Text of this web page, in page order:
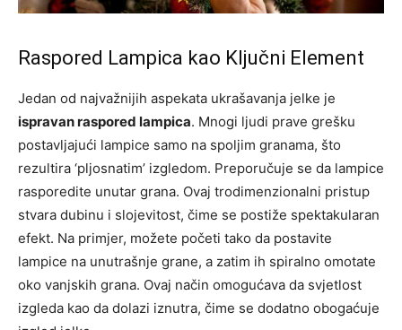
Raspored Lampica kao Ključni Element
Jedan od najvažnijih aspekata ukrašavanja jelke je
ispravan raspored lampica. Mnogi ljudi prave grešku
postavljajući lampice samo na spoljim granama, što
rezultira ‘pljosnatim’ izgledom. Preporučuje se da lampice
rasporedite unutar grana. Ovaj trodimenzionalni pristup
stvara dubinu i slojevitost, čime se postiže spektakularan
efekt. Na primjer, možete početi tako da postavite
lampice na unutrašnje grane, a zatim ih spiralno omotate
oko vanjskih grana. Ovaj način omogućava da svjetlost
izgleda kao da dolazi iznutra, čime se dodatno obogaćuje